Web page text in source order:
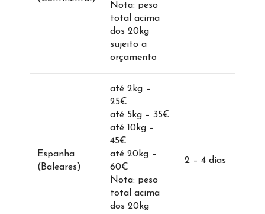
Nota: peso
total acima
dos 20kg
sujeito a
orçamento
Espanha
(Baleares)
até 2kg –
25€
até 5kg – 35€
até 10kg –
45€
até 20kg –
60€
Nota: peso
total acima
dos 20kg
2 – 4 dias